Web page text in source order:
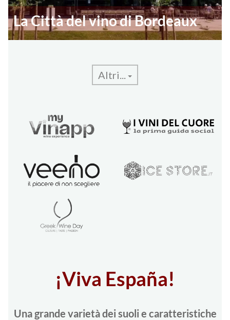
La Città del vino di Bordeaux
Altri...
¡Viva España!
Una grande varietà dei suoli e caratteristiche